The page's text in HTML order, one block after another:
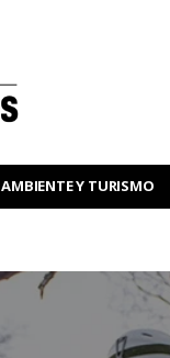
AMBIENTE Y TURISMO